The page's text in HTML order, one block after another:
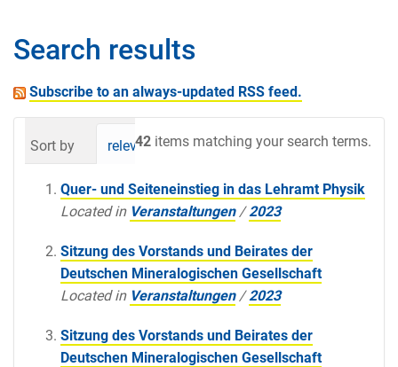
Search results
Subscribe to an always-updated RSS feed.
42 items matching your search terms.
Sort by relevance date (newest first)
Quer- und Seiteneinstieg in das Lehramt Physik
Located in Veranstaltungen /2023
Sitzung des Vorstands und Beirates der
Deutschen Mineralogischen Gesellschaft
Located in Veranstaltungen /2023
Sitzung des Vorstands und Beirates der
Deutschen Mineralogischen Gesellschaft